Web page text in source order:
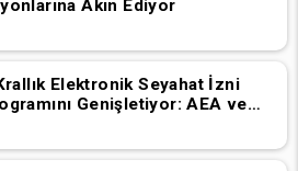
Akın Ediyor
Elektronik Seyahat İzni
Genişletiyor: AEA ve
2 Nisan 2025'ten